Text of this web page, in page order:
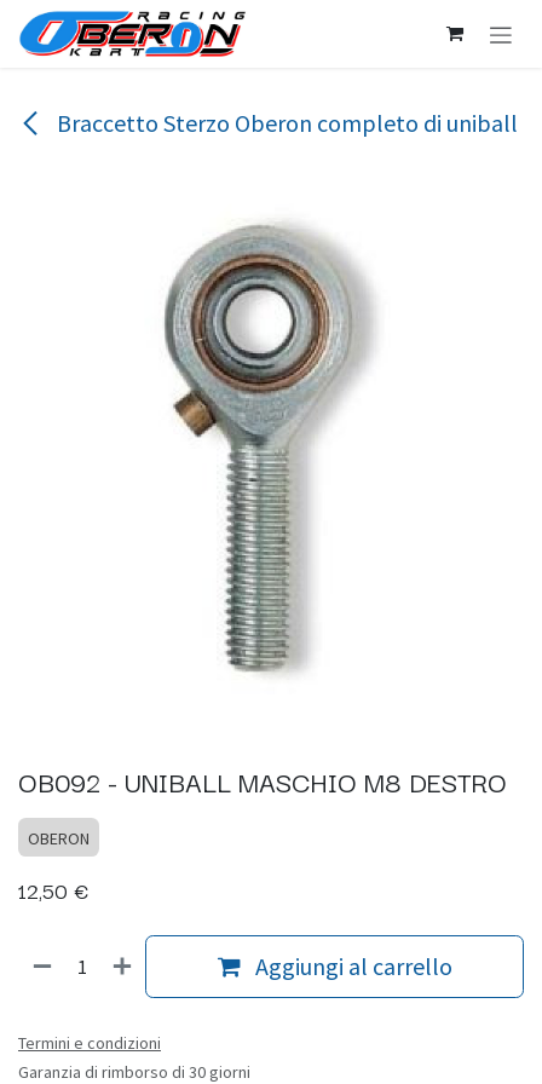
Passa al contenuto
Braccetto Sterzo Oberon completo di uniball
OB092 - UNIBALL MASCHIO M8 DESTRO
OBERON
12,50 €
Aggiungi al carrello
Termini e condizioni
Garanzia di rimborso di 30 giorni